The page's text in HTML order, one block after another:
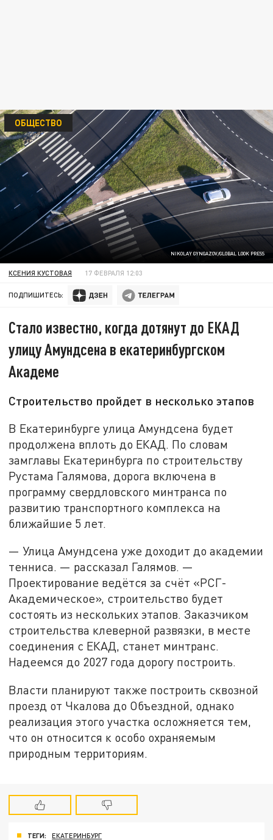
NIKOLAY GYNGAZOV/GLOBAL LOOK PRESS
ОБЩЕСТВО
КСЕНИЯ КУСТОВАЯ 17 ФЕВРАЛЯ 12:03
ПОДПИШИТЕСЬ:
Стало известно, когда дотянут до ЕКАД
улицу Амундсена в екатеринбургском
Академе
Строительство пройдет в несколько этапов
В Екатеринбурге улица Амундсена будет
продолжена вплоть до ЕКАД. По словам
замглавы Екатеринбурга по строительству
Рустама Галямова, дорога включена в
программу свердловского минтранса по
развитию транспортного комплекса на
ближайшие 5 лет.
— Улица Амундсена уже доходит до академии
тенниса. — рассказал Галямов. —
Проектирование ведётся за счёт «РСГ-
Академическое», строительство будет
состоять из нескольких этапов. Заказчиком
строительства клеверной развязки, в месте
соединения с ЕКАД, станет минтранс.
Надеемся до 2027 года дорогу построить.
Власти планируют также построить сквозной
проезд от Чкалова до Объездной, однако
реализация этого участка осложняется тем,
что он относится к особо охраняемым
природным территориям.
ТЕГИ: ЕКАТЕРИНБУРГ